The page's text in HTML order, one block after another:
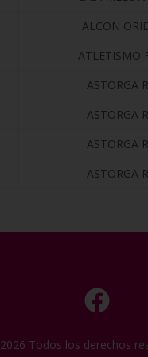
ALCON
ATLETISMO
ASTORGA
ASTORGA
ASTORGA
ASTORGA
2026 Todos los derechos